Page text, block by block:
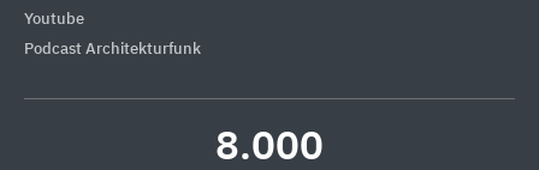
Youtube
Podcast Architekturfunk
8.000